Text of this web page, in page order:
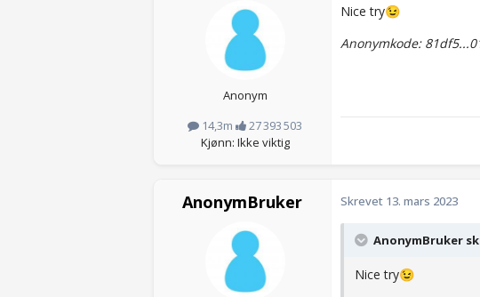
Anonym
14,3m
27 393 503
Kjønn: Ikke viktig
Nice try😉
Anonymkode:
AnonymBruker Skrevet 13. mars 2023
AnonymBruker
Nice try😉